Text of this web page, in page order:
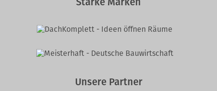
Unsere Partner